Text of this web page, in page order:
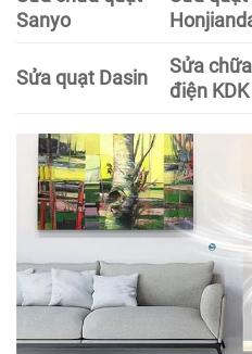
Sanyo
Sửa quạt Dasin
Sửa
điện KDK